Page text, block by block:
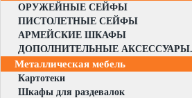
ОРУЖЕЙНЫЕ СЕЙФЫ
ПИСТОЛЕТНЫЕ СЕЙФЫ
АРМЕЙСКИЕ ШКАФЫ
ДОПОЛНИТЕЛЬНЫЕ
Металлическая мебель
Картотеки
Шкафы для раздевалок